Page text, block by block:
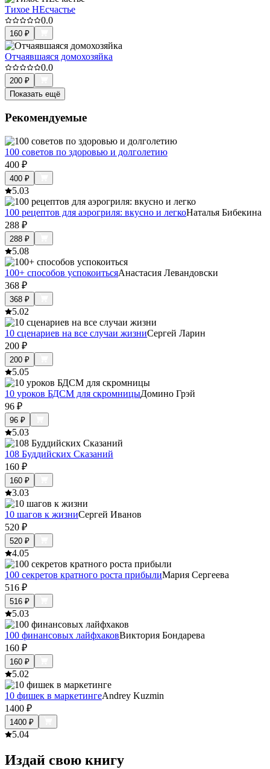
Тихое НЕсчастье
0.0
160 ₽
Отчаявшаяся домохозяйка
0.0
200 ₽
Показать ещё
Рекомендуемые
100 советов по здоровью и долголетию
400 ₽
400 ₽
5.03
100 рецептов для аэрогриля: вкусно и легкоНаталья Бибекина
288 ₽
288 ₽
5.08
100+ способов успокоитьсяАнастасия Левандовски
368 ₽
368 ₽
5.02
10 сценариев на все случаи жизниСергей Ларин
200 ₽
200 ₽
5.05
10 уроков БДСМ для скромницыДомино Грэй
96 ₽
96 ₽
5.03
108 Буддийских Сказаний
160 ₽
160 ₽
3.03
10 шагов к жизниСергей Иванов
520 ₽
520 ₽
4.05
100 секретов кратного роста прибылиМария Сергеева
516 ₽
516 ₽
5.03
100 финансовых лайфхаковВиктория Бондарева
160 ₽
160 ₽
5.02
10 фишек в маркетингеAndrey Kuzmin
1400 ₽
1400 ₽
5.04
Издай свою книгу